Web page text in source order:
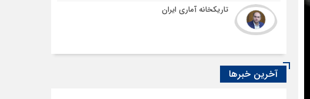
تاریکخانه آماری ایران
آخرین خبرها